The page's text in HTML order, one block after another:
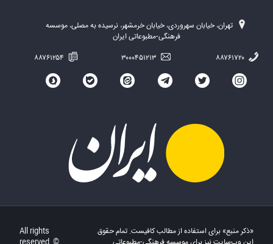
تهران، خیابان سهروردی، خیابان خرمشهر، نرسیده به مصلی، موسسه
فرهنگی-مطبوعاتی ایران
«ذکر منبع» برای استفاده از مطالب کافیست. تمام حقوق
All rights